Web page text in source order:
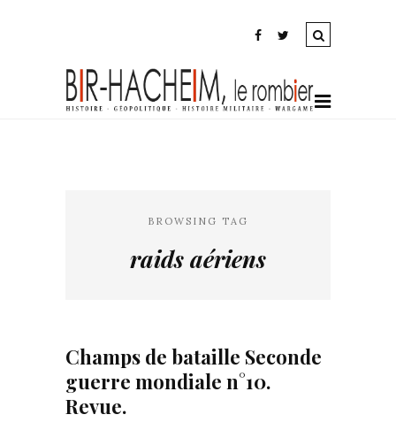
BROWSING TAG
raids aériens
Champs de bataille Seconde
guerre mondiale n°10.
Revue.